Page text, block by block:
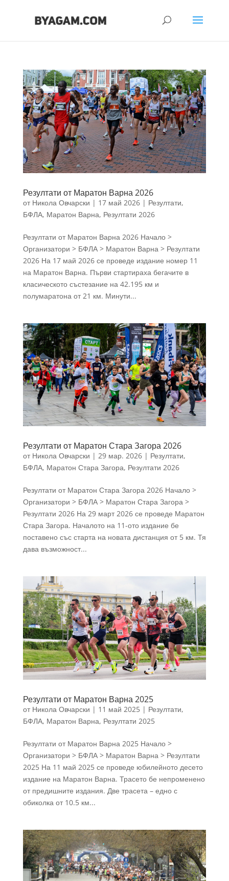
Резултати от Маратон Варна 2026
от Никола Овчарски | 17 май 2026| Резултати,
БФЛА, Маратон Варна, Резултати 2026
Резултати от Маратон Варна 2026 Начало >
Организатори > БФЛА > Маратон Варна > Резултати
2026 На 17 май 2026 се проведе издание номер 11
на Маратон Варна. Първи стартираха бегачите в
класическото състезание на 42.195 км и
полумаратона от 21 км. Минути...
Резултати от Маратон Стара Загора 2026
от Никола Овчарски | 29 мар. 2026| Резултати,
БФЛА, Маратон Стара Загора, Резултати 2026
Резултати от Маратон Стара Загора 2026 Начало >
Организатори > БФЛА > Маратон Стара Загора >
Резултати 2026 На 29 март 2026 се проведе Маратон
Стара Загора. Началото на 11-ото издание бе
поставено със старта на новата дистанция от 5 км. Тя
дава възможност...
Резултати от Маратон Варна 2025
от Никола Овчарски | 11 май 2025| Резултати,
БФЛА, Маратон Варна, Резултати 2025
Резултати от Маратон Варна 2025 Начало >
Организатори > БФЛА > Маратон Варна > Резултати
2025 На 11 май 2025 се проведе юбилейното десето
издание на Маратон Варна. Трасето бе непроменено
от предишните издания. Две трасета – едно с
обиколка от 10.5 км...